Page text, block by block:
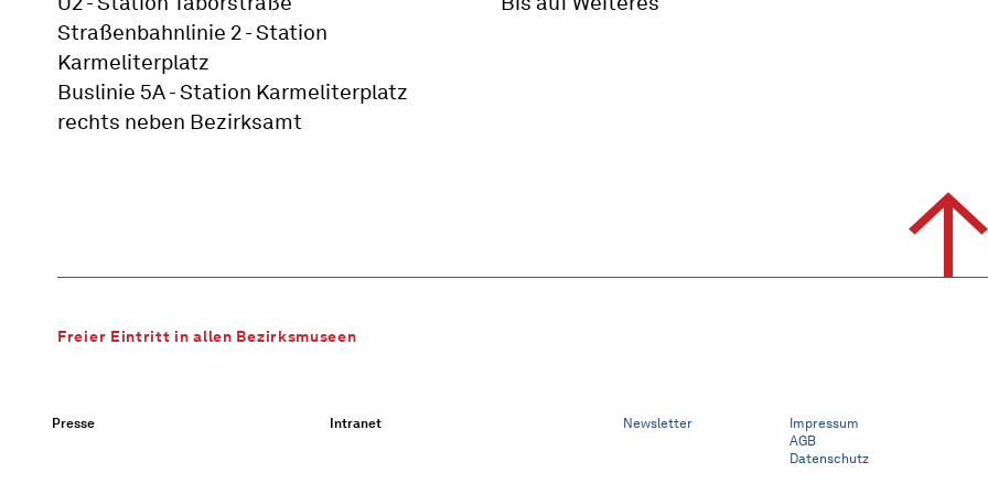
Straßenbahnlinie 2 - Station
Karmeliterplatz
Buslinie 5A - Station Karmeliterplatz
rechts neben Bezirksamt
Freier Eintritt in allen Bezirksmuseen
Presse Intranet Newsletter
Impressum
AGB
Datenschutz